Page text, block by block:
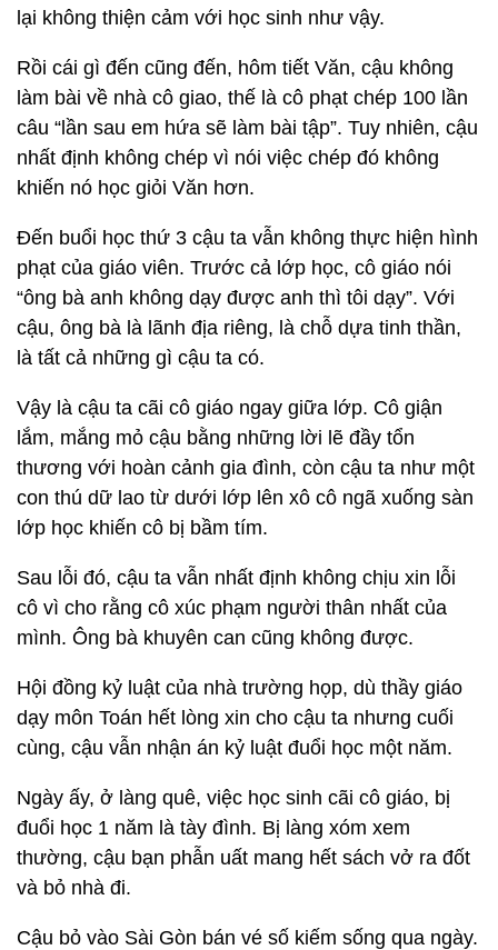
lại không thiện cảm với học sinh như vậy.
Rồi cái gì đến cũng đến, hôm tiết Văn, cậu không
làm bài về nhà cô giao, thế là cô phạt chép 100 lần
câu “lần sau em hứa sẽ làm bài tập”. Tuy nhiên, cậu
nhất định không chép vì nói việc chép đó không
khiến nó học giỏi Văn hơn.
Đến buổi học thứ 3 cậu ta vẫn không thực hiện hình
phạt của giáo viên. Trước cả lớp học, cô giáo nói
“ông bà anh không dạy được anh thì tôi dạy”. Với
cậu, ông bà là lãnh địa riêng, là chỗ dựa tinh thần,
là tất cả những gì cậu ta có.
Vậy là cậu ta cãi cô giáo ngay giữa lớp. Cô giận
lắm, mắng mỏ cậu bằng những lời lẽ đầy tổn
thương với hoàn cảnh gia đình, còn cậu ta như một
con thú dữ lao từ dưới lớp lên xô cô ngã xuống sàn
lớp học khiến cô bị bầm tím.
Sau lỗi đó, cậu ta vẫn nhất định không chịu xin lỗi
cô vì cho rằng cô xúc phạm người thân nhất của
mình. Ông bà khuyên can cũng không được.
Hội đồng kỷ luật của nhà trường họp, dù thầy giáo
dạy môn Toán hết lòng xin cho cậu ta nhưng cuối
cùng, cậu vẫn nhận án kỷ luật đuổi học một năm.
Ngày ấy, ở làng quê, việc học sinh cãi cô giáo, bị
đuổi học 1 năm là tày đình. Bị làng xóm xem
thường, cậu bạn phẫn uất mang hết sách vở ra đốt
và bỏ nhà đi.
Cậu bỏ vào Sài Gòn bán vé số kiếm sống qua ngày.